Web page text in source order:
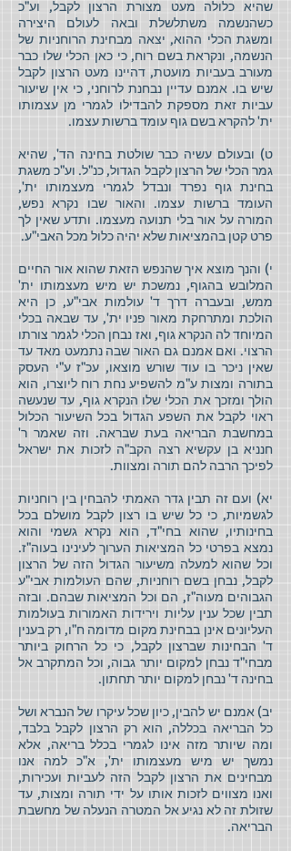
שהיא כלולה מעט מצורת הרצון לקבל, וע"כ
כשהנשמה משתלשלת ובאה לעולם היצירה
ומשגת הכלי ההוא, יצאה מבחינת הרוחניות של
הנשמה, ונקראת בשם רוח, כי כאן הכלי שלו כבר
מעורב בעביות מועטת, דהיינו מעט הרצון לקבל
שיש בו. אמנם עדיין נבחנת לרוחני, כי אין שיעור
עביות זאת מספקת להבדילו לגמרי מן עצמותו
ית' להקרא בשם גוף עומד ברשות עצמו.
ט) ובעולם עשיה כבר שולטת בחינה הד', שהיא
גמר הכלי של הרצון לקבל הגדול, כנ"ל. וע"כ משגת
בחינת גוף נפרד ונבדל לגמרי מעצמותו ית',
העומד ברשות עצמו. והאור שבו נקרא נפש,
המורה על אור בלי תנועה מעצמו. ותדע שאין לך
פרט קטן בהמציאות שלא יהיה כלול מכל האבי"ע.
י) והנך מוצא איך שהנפש הזאת שהוא אור החיים
המלובש בהגוף, נמשכת יש מיש מעצמותו ית'
ממש, ובעברה דרך ד' עולמות אבי"ע, כן היא
הולכת ומתרחקת מאור פניו ית', עד שבאה בכלי
המיוחד לה הנקרא גוף, ואז נבחן הכלי לגמר צורתו
הרצוי. ואם אמנם גם האור שבה נתמעט מאד עד
שאין ניכר בו עוד שורש מוצאו, עכ"ז ע"י העסק
בתורה ומצות ע"מ להשפיע נחת רוח ליוצרו, הוא
הולך ומזכך את הכלי שלו הנקרא גוף, עד שנעשה
ראוי לקבל את השפע הגדול בכל השיעור הכלול
במחשבת הבריאה בעת שבראה. וזה שאמר ר'
חנניא בן עקשיא רצה הקב"ה לזכות את ישראל
לפיכך הרבה להם תורה ומצוות.
יא) ועם זה תבין גדר האמתי להבחין בין רוחניות
לגשמיות, כי כל שיש בו רצון לקבל מושלם בכל
בחינותיו, שהוא בחי"ד, הוא נקרא גשמי והוא
נמצא בפרטי כל המציאות הערוך לעינינו בעוה"ז.
וכל שהוא למעלה משיעור הגדול הזה של הרצון
לקבל, נבחן בשם רוחניות, שהם העולמות אבי"ע
הגבוהים מעוה"ז, הם וכל המציאות שבהם. ובזה
תבין שכל ענין עליות וירידות האמורות בעולמות
העליונים אינן בבחינת מקום מדומה ח"ו, רק בענין
ד' הבחינות שברצון לקבל, כי כל הרחוק ביותר
מבחי"ד נבחן למקום יותר גבוה, וכל המתקרב אל
בחינה ד' נבחן למקום יותר תחתון.
יב) אמנם יש להבין, כיון שכל עיקרו של הנברא ושל
כל הבריאה בכללה, הוא רק הרצון לקבל בלבד,
ומה שיותר מזה אינו לגמרי בכלל בריאה, אלא
נמשך יש מיש מעצמותו ית', א"כ למה אנו
מבחינים את הרצון לקבל הזה לעביות ועכירות,
ואנו מצווים לזכות אותו על ידי תורה ומצות, עד
שזולת זה לא נגיע אל המטרה הנעלה של מחשבת
הבריאה.